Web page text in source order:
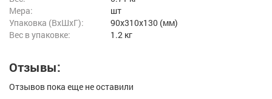
Мера:
шт
Упаковка (ВхШхГ):
90x310x130 (мм)
Вес в упаковке:
1.2 кг
Отзывы:
Отзывов пока еще не оставили